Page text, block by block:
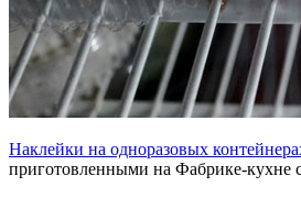
Наклейки на одноразовых
приготовленными на Фабрике-кухне